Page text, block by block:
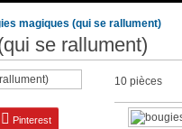
magiques (qui se rallument)
se rallument)
Pinterest
10 pièces